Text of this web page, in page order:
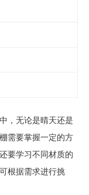
，无论是晴天还是
需要掌握一定的方
要学习不同材质的
根据需求进行挑